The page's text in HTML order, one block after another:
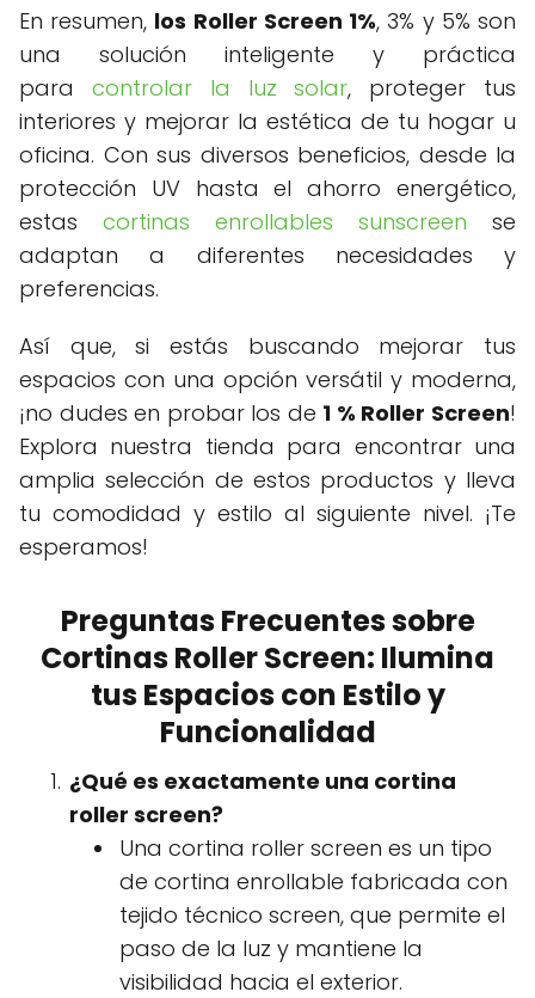
En resumen, los Roller Screen 1%, 3% y 5% son
una solución inteligente y práctica
para controlar la luz solar, proteger tus
interiores y mejorar la estética de tu hogar u
oficina. Con sus diversos beneficios, desde la
protección UV hasta el ahorro energético,
estas cortinas enrollables sunscreen se
adaptan a diferentes necesidades y
preferencias.
Así que, si estás buscando mejorar tus
espacios con una opción versátil y moderna,
¡no dudes en probar los de 1 % Roller Screen!
Explora nuestra tienda para encontrar una
amplia selección de estos productos y lleva
tu comodidad y estilo al siguiente nivel. ¡Te
esperamos!
Preguntas Frecuentes sobre
Cortinas Roller Screen: Ilumina
tus Espacios con Estilo y
Funcionalidad
¿Qué es exactamente una cortina
roller screen?
Una cortina roller screen es un tipo
de cortina enrollable fabricada con
tejido técnico screen, que permite el
paso de la luz y mantiene la
visibilidad hacia el exterior.